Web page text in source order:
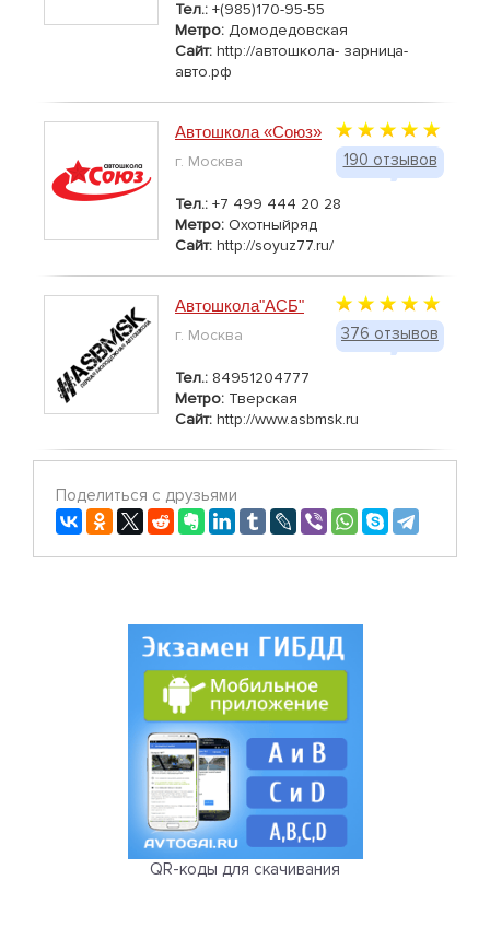
Тел.: +(985)170-95-55
Метро: Домодедовская
Сайт: http://автошкола- зарница-
авто.рф
190 отзывов
Автошкола «Союз»
г. Москва
Тел.: +7 499 444 20 28
Метро: Охотныйряд
Сайт: http://soyuz77.ru/
376 отзывов
Автошкола"АСБ"
г. Москва
Тел.: 84951204777
Метро: Тверская
Сайт: http://www.asbmsk.ru
Поделиться с друзьями
QR-коды для скачивания